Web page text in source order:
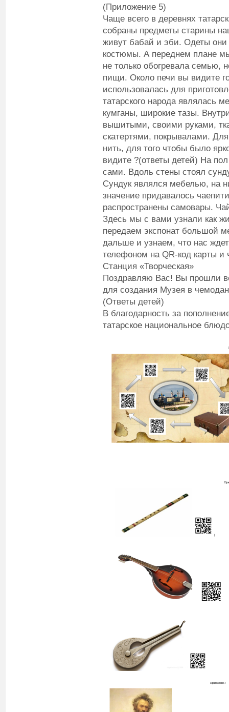
(Приложение 5)
Чаще всего в деревнях
собраны предметы старины
живут бабай и эби. Одеты они
костюмы. А переднем плане
не только обогревала семью,
пищи. Около печи вы видите
использовалась для
татарского народа являлась
кумганы, широкие тазы.
вышитыми, своими руками,
скатертями, покрывалами.
нить, для того чтобы было
видите ?(ответы детей) На
сами. Вдоль стены стоял
Сундук являлся мебелью, на
значение придавалось
распространены самовары.
Здесь мы с вами узнали как
передаем экспонат большой
дальше и узнаем, что нас
телефоном на QR-код карты и
Станция «Творческая»
Поздравляю Вас! Вы прошли
для создания Музея в
(Ответы детей)
В благодарность за
татарское национальное